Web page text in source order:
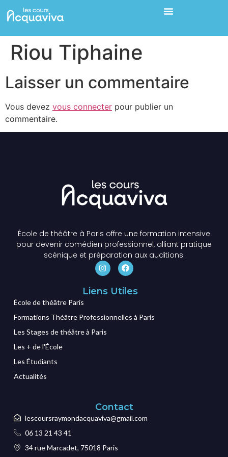
Riou Tiphaine
Laisser un commentaire
Vous devez vous connecter pour publier un
commentaire.
École de théâtre à Paris offre une formation intensive
pour devenir comédien professionnel, alliant pratique
scénique et préparation aux auditions.
Liens Utiles
École de théâtre Paris
Formations Théâtre Professionnelles à Paris
Les Stages de théâtre à Paris
Les + de l'École
Les Étudiants
Actualités
Contact
lescoursraymondacquaviva@gmail.com
06 13 21 43 41
34 rue Marcadet, 75018 Paris